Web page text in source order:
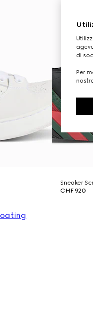
Sneaker
CHF 920
di
Per